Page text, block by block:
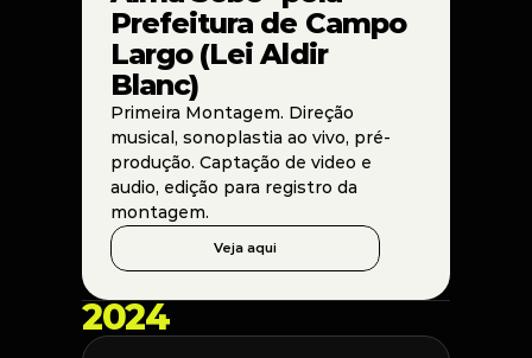
Prefeitura de Campo
Largo (Lei Aldir
Blanc)
Primeira Montagem. Direção
musical, sonoplastia ao vivo, pré-
produção. Captação de video e
audio, edição para registro da
montagem.
Veja aqui
2024